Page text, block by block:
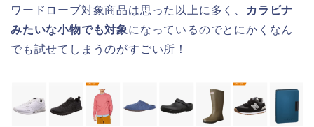
ワードローブ対象商品は思った以上に多く、
カラビナ
みたいな小物でも対象になっているのでとにかくなん
でも試せてしまうのがすごい所！